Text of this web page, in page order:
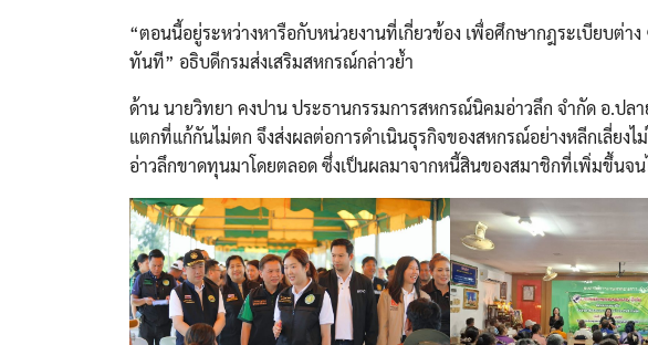
“ตอนนี้อยู่ระหว่างหารือกับหน่วยงานที่เกี่ยวข้อง เพื่อศึกษากฎระเบียบต่าง
ทันที” อธิบดีกรมส่งเสริมสหกรณ์กล่าวย้ำ
ด้าน นายวิทยา คงปาน ประธานกรรมการสหกรณ์นิคมอ่าวลึก จำกัด อ.ป
แตกที่แก้กันไม่ตก จึงส่งผลต่อการดำเนินธุรกิจของสหกรณ์อย่างหลีกเลี่ยง
อ่าวลึกขาดทุนมาโดยตลอด ซึ่งเป็นผลมาจากหนี้สินของสมาชิกที่เพิ่มขึ้นจ